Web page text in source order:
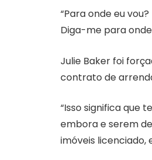
“Para onde eu
Diga-me para onde
Julie Baker foi
contrato de
“Isso significa que
embora e serem
imóveis licenciado,